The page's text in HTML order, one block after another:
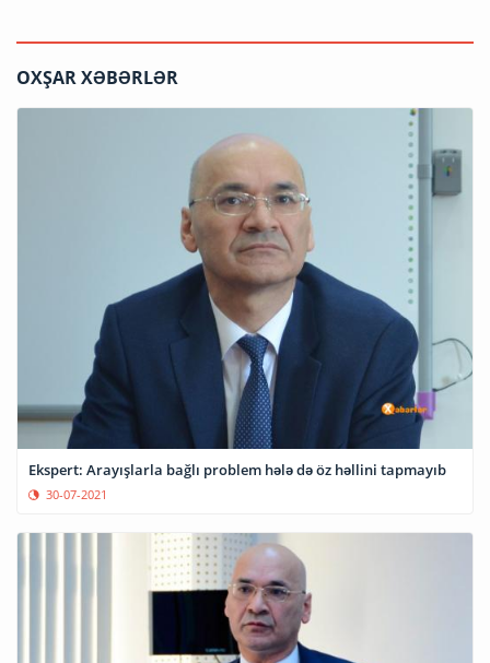
OXŞAR XƏBƏRLƏR
Ekspert: Arayışlarla bağlı problem hələ də öz həllini tapmayıb
30-07-2021